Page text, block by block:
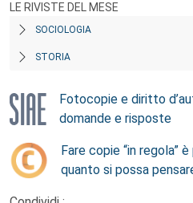
LE RIVISTE DEL MESE
SOCIOLOGIA
STORIA
Fotocopie e diritto
domande e risposte
Fare copie “in regola”
quanto si possa